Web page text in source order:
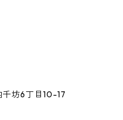
坊6丁目10-17